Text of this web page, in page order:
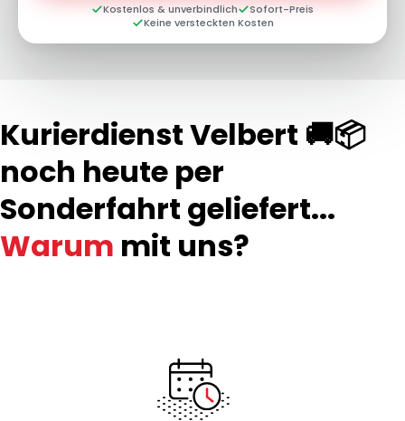
Kostenlos & unverbindlich
Sofort-Preis
Keine versteckten Kosten
Kurierdienst Velbert 🚚📦
noch heute per
Sonderfahrt geliefert...
Warum mit uns?